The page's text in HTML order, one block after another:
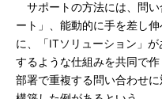
サポートの方法には、問い
ート」、能動的に手を差し
に、「ITソリューション」
するような仕組みを共同で
部署で重複する問い合わせ